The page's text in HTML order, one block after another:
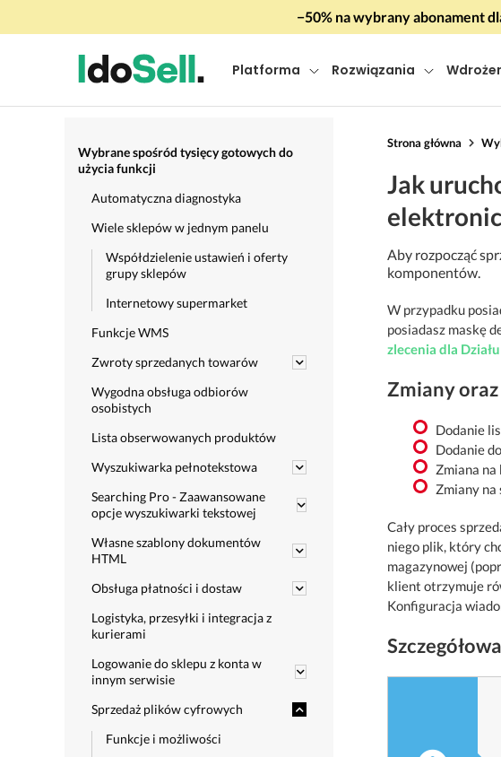
−50% na wybrany abonament
Platforma Rozwiązania
Wybrane spośród tysięcy gotowych do
użycia funkcji
Automatyczna diagnostyka
Wiele sklepów w jednym panelu
Współdzielenie ustawień i oferty
grupy sklepów
Internetowy supermarket
Funkcje WMS
Zwroty sprzedanych towarów
Wygodna obsługa odbiorów
osobistych
Lista obserwowanych produktów
Wyszukiwarka pełnotekstowa
Searching Pro - Zaawansowane
opcje wyszukiwarki tekstowej
Własne szablony dokumentów
HTML
Obsługa płatności i dostaw
Logistyka, przesyłki i integracja z
kurierami
Logowanie do sklepu z konta w
innym serwisie
Sprzedaż plików cyfrowych
Funkcje i możliwości
Strona główna
Jak
Aby rozpocząć
komponentów.
W przypadku
posiadasz maskę
zlecenia dla
Zmiany
Dodanie
Dodanie
Zmiana
Zmiany
Cały proces
niego plik, który
magazynowej
klient otrzymuje
Konfiguracja